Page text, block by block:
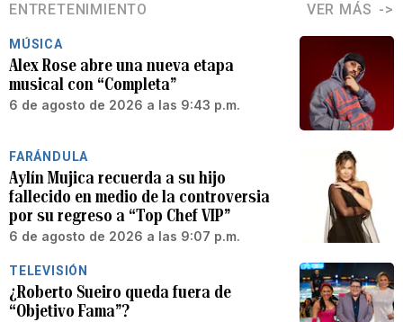
ENTRETENIMIENTO VER MÁS
MÚSICA
Alex Rose abre una nueva etapa
musical con “Completa”
6 de agosto de 2026 a las 9:43 p.m.
FARÁNDULA
Aylín Mujica recuerda a su hijo
fallecido en medio de la controversia
por su regreso a “Top Chef VIP”
6 de agosto de 2026 a las 9:07 p.m.
TELEVISIÓN
¿Roberto Sueiro queda fuera de
“Objetivo Fama”?